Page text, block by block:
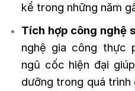
kể trong những năm
Tích hợp công nghệ
nghệ gia công thực
ngũ cốc hiện đại
dưỡng trong quá